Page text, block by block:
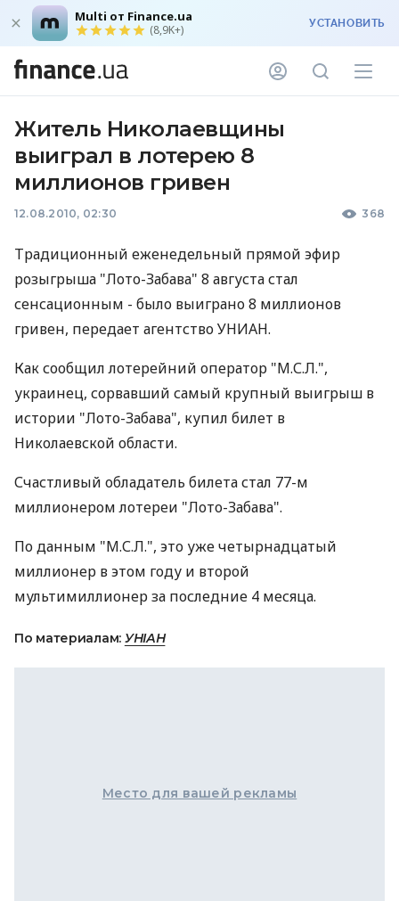
Multi от Finance.ua
(8,9K+) УСТАНОВИТЬ
Житель Николаевщины
выиграл в лотерею 8
миллионов гривен
12.08.2010, 02:30 368
Традиционный еженедельный прямой эфир
розыгрыша "Лото-Забава" 8 августа стал
сенсационным - было выиграно 8 миллионов
гривен, передает агентство УНИАН.
Как сообщил лотерейний оператор "М.С.Л.",
украинец, сорвавший самый крупный выигрыш в
истории "Лото-Забава", купил билет в
Николаевской области.
Счастливый обладатель билета стал 77-м
миллионером лотереи "Лото-Забава".
По данным "М.С.Л.", это уже четырнадцатый
миллионер в этом году и второй
мультимиллионер за последние 4 месяца.
По материалам: УНІАН
Место для вашей рекламы